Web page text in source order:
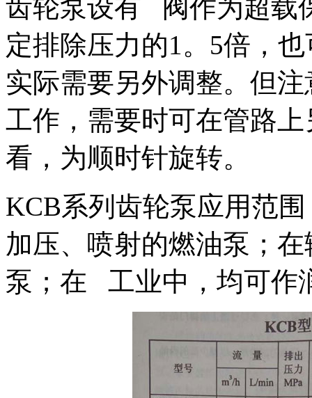
齿轮泵设有 阀作为超载
定排除压力的1。5倍，
实际需要另外调整。但
工作，需要时可在管路
看，为顺时针旋转。
KCB系列齿轮泵应用范
加压、喷射的燃油泵；
泵；在 工业中，均可作